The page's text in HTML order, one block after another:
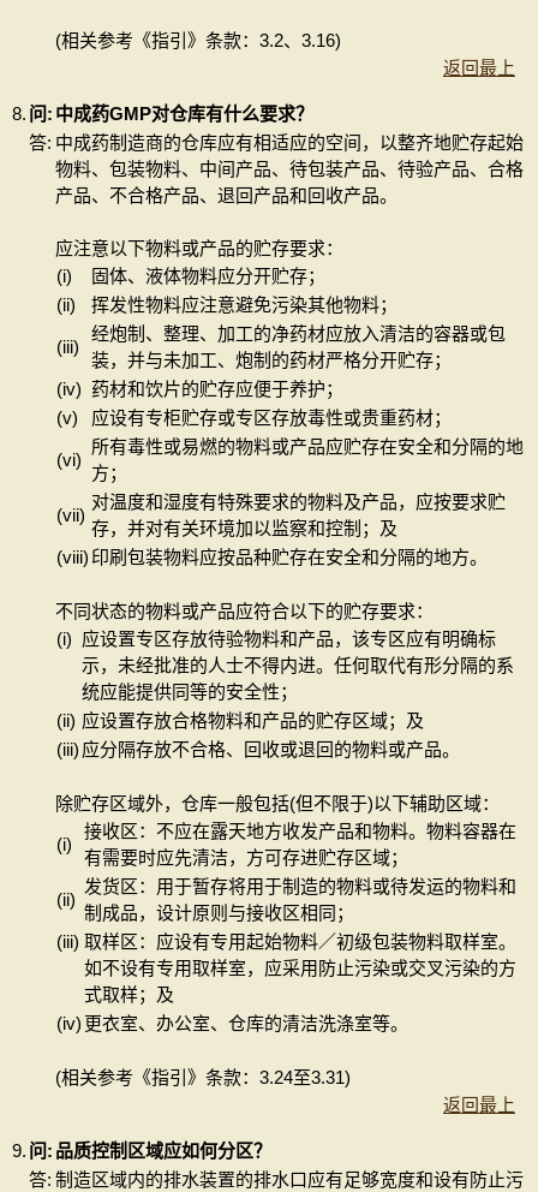
(相关参考《指引》条款：3.2、3.16)
返回最上
8. 问: 中成药GMP对仓库有什么要求？
答: 中成药制造商的仓库应有相适应的空间，以整齐地贮存起始
物料、包装物料、中间产品、待包装产品、待验产品、合格
产品、不合格产品、退回产品和回收产品。
应注意以下物料或产品的贮存要求：
(i)
固体、液体物料应分开贮存；
(ii)
挥发性物料应注意避免污染其他物料；
(iii)
经炮制、整理、加工的净药材应放入清洁的容器或包
装，并与未加工、炮制的药材严格分开贮存；
(iv) 药材和饮片的贮存应便于养护；
(v)
应设有专柜贮存或专区存放毒性或贵重药材；
(vi)
所有毒性或易燃的物料或产品应贮存在安全和分隔的地
方；
(vii)
对温度和湿度有特殊要求的物料及产品，应按要求贮
存，并对有关环境加以监察和控制；及
(viii) 印刷包装物料应按品种贮存在安全和分隔的地方。
不同状态的物料或产品应符合以下的贮存要求：
(i) 应设置专区存放待验物料和产品，该专区应有明确标
示，未经批准的人士不得内进。任何取代有形分隔的系
统应能提供同等的安全性；
(ii) 应设置存放合格物料和产品的贮存区域；及
(iii) 应分隔存放不合格、回收或退回的物料或产品。
除贮存区域外，仓库一般包括(但不限于)以下辅助区域：
(i)
接收区：不应在露天地方收发产品和物料。物料容器在
有需要时应先清洁，方可存进贮存区域；
(ii)
发货区：用于暂存将用于制造的物料或待发运的物料和
制成品，设计原则与接收区相同；
(iii) 取样区：应设有专用起始物料／初级包装物料取样室。
如不设有专用取样室，应采用防止污染或交叉污染的方
式取样；及
(iv) 更衣室、办公室、仓库的清洁洗涤室等。
(相关参考《指引》条款：3.24至3.31)
返回最上
9. 问: 品质控制区域应如何分区？
答: 制造区域内的排水装置的排水口应有足够宽度和设有防止污